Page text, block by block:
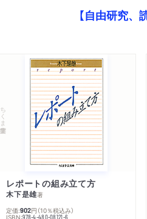
【自由研究
ちくま学芸文庫
レポートの組み立て方
木下是雄著
定価:902円 （10％税込み）
ISBN:978-4-480-08121-6